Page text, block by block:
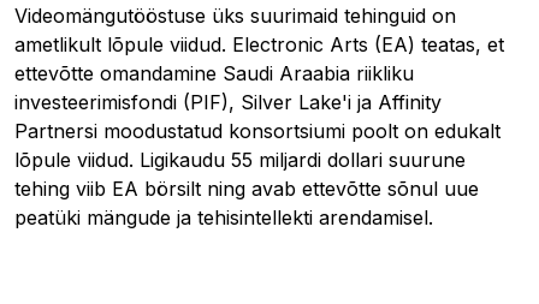
Videomängutööstuse üks suurimaid tehinguid on
ametlikult lõpule viidud. Electronic Arts (EA) teatas, et
ettevõtte omandamine Saudi Araabia riikliku
investeerimisfondi (PIF), Silver Lake'i ja Affinity
Partnersi moodustatud konsortsiumi poolt on edukalt
lõpule viidud. Ligikaudu 55 miljardi dollari suurune
tehing viib EA börsilt ning avab ettevõtte sõnul uue
peatüki mängude ja tehisintellekti arendamisel.